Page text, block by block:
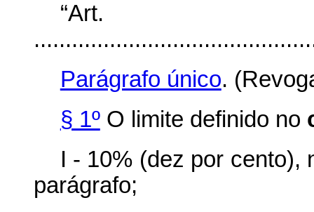
Parágrafo único.
§ 1ºO limite definido no
I - 10% (dez por cento),
parágrafo;